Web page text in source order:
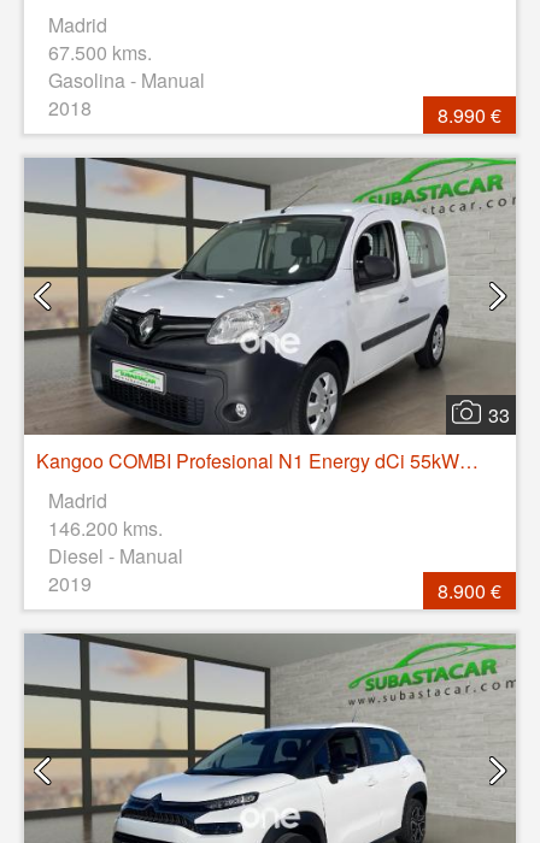
Madrid
67.500 kms.
Gasolina - Manual
2018
8.990 €
33
Kangoo COMBI Profesional N1 Energy dCi 55kW (75CV)
Madrid
146.200 kms.
Diesel - Manual
2019
8.900 €